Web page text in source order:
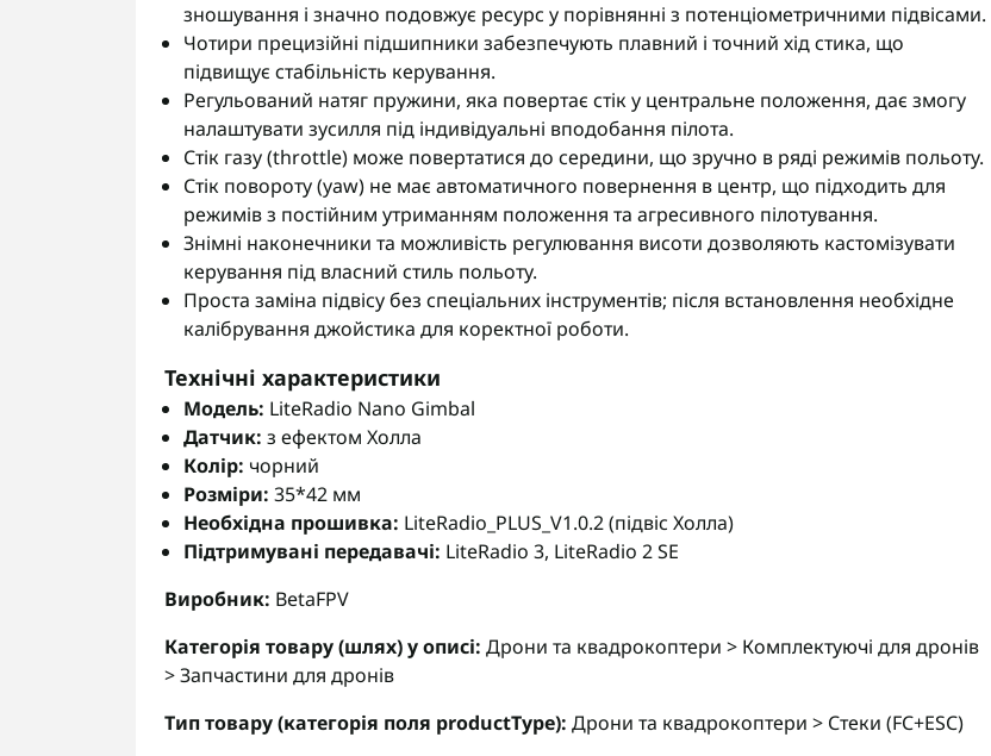
зношування і значно подовжує ресурс у порівнянні з потенціометричними підвісами.
Чотири прецизійні підшипники забезпечують плавний і точний хід стика, що
підвищує стабільність керування.
Регульований натяг пружини, яка повертає стік у центральне положення, дає змогу
налаштувати зусилля під індивідуальні вподобання пілота.
Стік газу (throttle) може повертатися до середини, що зручно в ряді режимів польоту.
Стік повороту (yaw) не має автоматичного повернення в центр, що підходить для
режимів з постійним утриманням положення та агресивного пілотування.
Знімні наконечники та можливість регулювання висоти дозволяють кастомізувати
керування під власний стиль польоту.
Проста заміна підвісу без спеціальних інструментів; після встановлення необхідне
калібрування джойстика для коректної роботи.
Технічні характеристики
Модель: LiteRadio Nano Gimbal
Датчик: з ефектом Холла
Колір: чорний
Розміри: 35*42 мм
Необхідна прошивка: LiteRadio_PLUS_V1.0.2 (підвіс Холла)
Підтримувані передавачі: LiteRadio 3, LiteRadio 2 SE
Виробник: BetaFPV
Категорія товару (шлях) у описі: Дрони та квадрокоптери > Комплектуючі для дронів
> Запчастини для дронів
Тип товару (категорія поля productType): Дрони та квадрокоптери > Стеки (FC+ESC)